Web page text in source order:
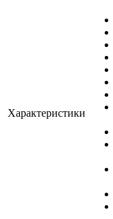
Характеристики